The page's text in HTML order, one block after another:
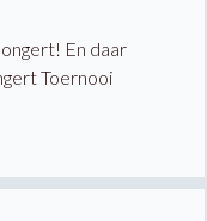
En daar
Toernooi